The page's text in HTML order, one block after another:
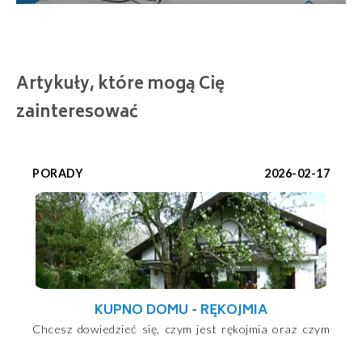
Artykuły, które mogą Cię
zainteresować
PORADY 2026-02-17
KUPNO DOMU - RĘKOJMIA
Chcesz dowiedzieć się, czym jest rękojmia oraz czym